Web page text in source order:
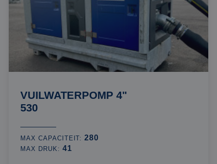
VUILWATERPOMP 4"
530
MAX CAPACITEIT:280
MAX DRUK: 41